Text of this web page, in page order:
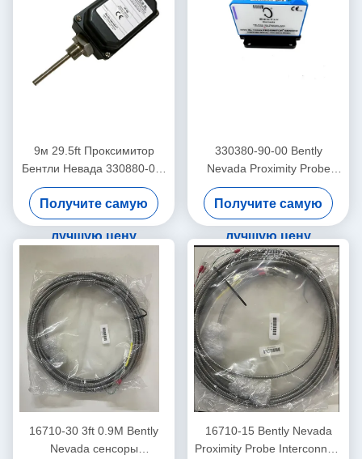
9м 29.5ft Проксимитор
Бентли Невада 330880-00-
0-0-03-02 PROXPAC
Получите самую
лучшую цену
330380-90-00 Bently
Nevada Proximity Probe
3300 XL
высокотемпературный
датчик близости
Получите самую
лучшую цену
16710-30 3ft 0.9M Bently
Nevada сенсоры
16710-15 Bently Nevada
Proximity Probe Interconnect